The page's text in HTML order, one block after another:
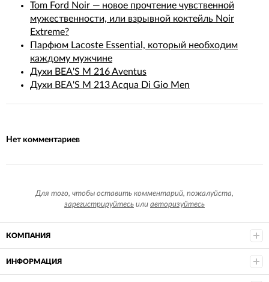
Tom Ford Noir — новое прочтение чувственной
мужественности, или взрывной коктейль Noir
Extreme?
Парфюм Lacoste Essential, который необходим
каждому мужчине
Духи BEA'S M 216 Aventus
Духи BEA'S M 213 Acqua Di Gio Men
Нет комментариев
Для того, чтобы оставить комментарий, пожалуйста,
зарегистрируйтесь или авторизуйтесь
КОМПАНИЯ
ИНФОРМАЦИЯ